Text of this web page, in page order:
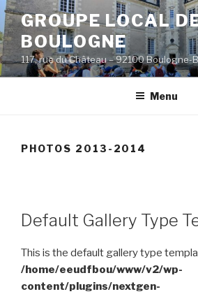
Aller
au
contenu
principal
GROUPE LOCAL
BOULOGNE
117, rue du Château – 92100 Boulogne-
Menu
PHOTOS 2013-2014
Default Gallery Type
This is the default gallery type
/home/eeudfbou/www/v2/wp-
content/plugins/nextgen-